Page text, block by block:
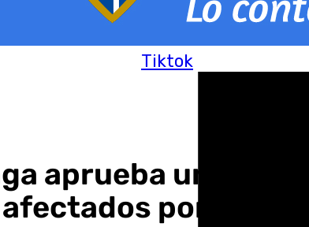
Tiktok
aprueba una
por la